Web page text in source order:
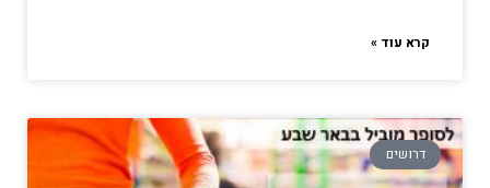
קרא עוד »
דרושים